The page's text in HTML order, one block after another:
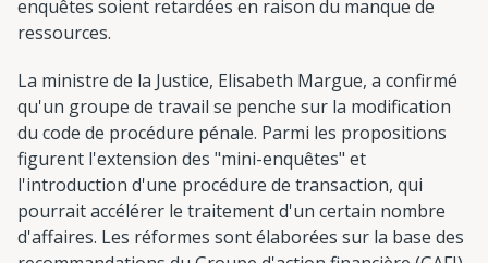
enquêtes soient retardées en raison du manque de
ressources.
La ministre de la Justice, Elisabeth Margue, a confirmé
qu'un groupe de travail se penche sur la modification
du code de procédure pénale. Parmi les propositions
figurent l'extension des "mini-enquêtes" et
l'introduction d'une procédure de transaction, qui
pourrait accélérer le traitement d'un certain nombre
d'affaires. Les réformes sont élaborées sur la base des